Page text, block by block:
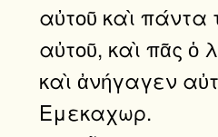
αὐτοῦ καὶ
αὐτοῦ, καὶ πᾶς ὁ
καὶ ἀνήγαγεν
Εμεκαχωρ.